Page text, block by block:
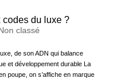
du luxe ?
classé
de son ADN qui balance
et développement durable La
poupe, on s’affiche en marque